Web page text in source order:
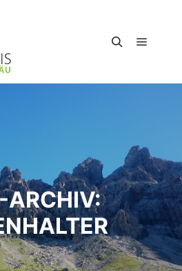
ARCHIV: